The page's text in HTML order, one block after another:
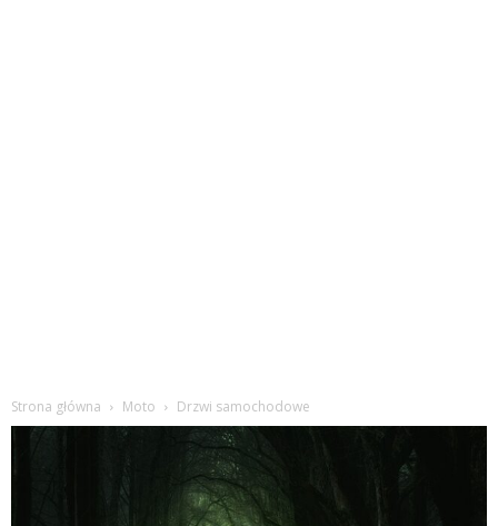
Strona główna Moto Drzwi samochodowe